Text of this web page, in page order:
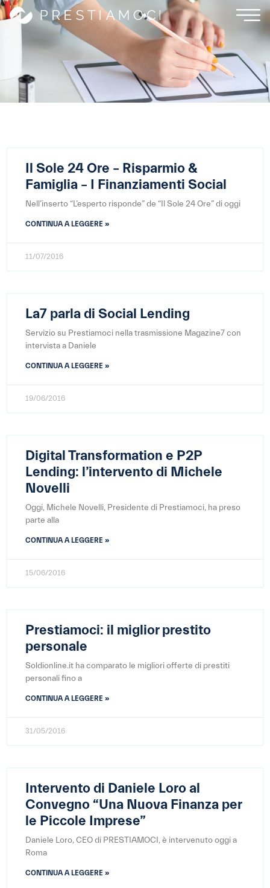
Il Sole 24 Ore – Risparmio &
Famiglia – I Finanziamenti Social
Nell’inserto “L’esperto risponde” de “Il Sole 24 Ore” di oggi
CONTINUA A LEGGERE »
11/07/2016
La7 parla di Social Lending
Servizio su Prestiamoci nella trasmissione Magazine7 con
intervista a Daniele
CONTINUA A LEGGERE »
19/06/2016
Digital Transformation e P2P
Lending: l’intervento di Michele
Novelli
Oggi, Michele Novelli, Presidente di Prestiamoci, ha preso
parte alla
CONTINUA A LEGGERE »
15/06/2016
Prestiamoci: il miglior prestito
personale
Soldionline.it ha comparato le migliori offerte di prestiti
personali fino a
CONTINUA A LEGGERE »
31/05/2016
Intervento di Daniele Loro al
Convegno “Una Nuova Finanza per
le Piccole Imprese”
Daniele Loro, CEO di PRESTIAMOCI, è intervenuto oggi a
Roma
CONTINUA A LEGGERE »